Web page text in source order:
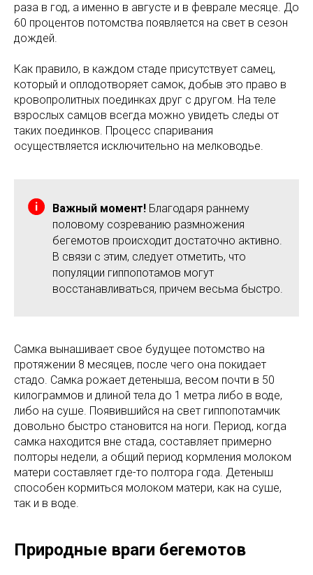
раза в год, а именно в августе и в феврале месяце. До
60 процентов потомства появляется на свет в сезон
дождей.
Как правило, в каждом стаде присутствует самец,
который и оплодотворяет самок, добыв это право в
кровопролитных поединках друг с другом. На теле
взрослых самцов всегда можно увидеть следы от
таких поединков. Процесс спаривания
осуществляется исключительно на мелководье.
Важный момент! Благодаря раннему
половому созреванию размножения
бегемотов происходит достаточно активно.
В связи с этим, следует отметить, что
популяции гиппопотамов могут
восстанавливаться, причем весьма быстро.
Самка вынашивает свое будущее потомство на
протяжении 8 месяцев, после чего она покидает
стадо. Самка рожает детеныша, весом почти в 50
килограммов и длиной тела до 1 метра либо в воде,
либо на суше. Появившийся на свет гиппопотамчик
довольно быстро становится на ноги. Период, когда
самка находится вне стада, составляет примерно
полторы недели, а общий период кормления молоком
матери составляет где-то полтора года. Детеныш
способен кормиться молоком матери, как на суше,
так и в воде.
Природные враги бегемотов